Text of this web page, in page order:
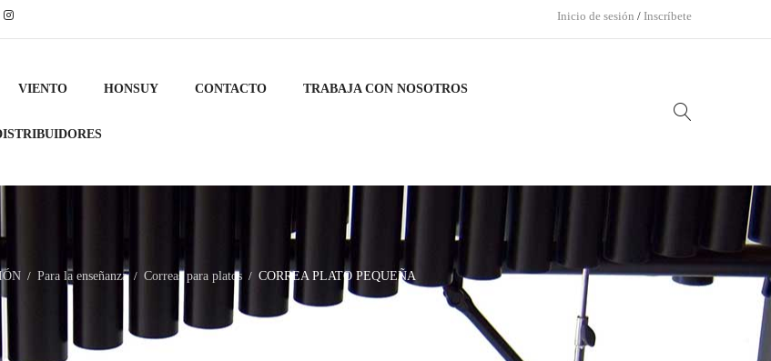
Inicio de sesión / Inscríbete
VIENTO HONSUY CONTACTO TRABAJA CON NOSOTROS
/ Para la enseñanza / Correas para platos / CORREA PLATO PEQUEÑA